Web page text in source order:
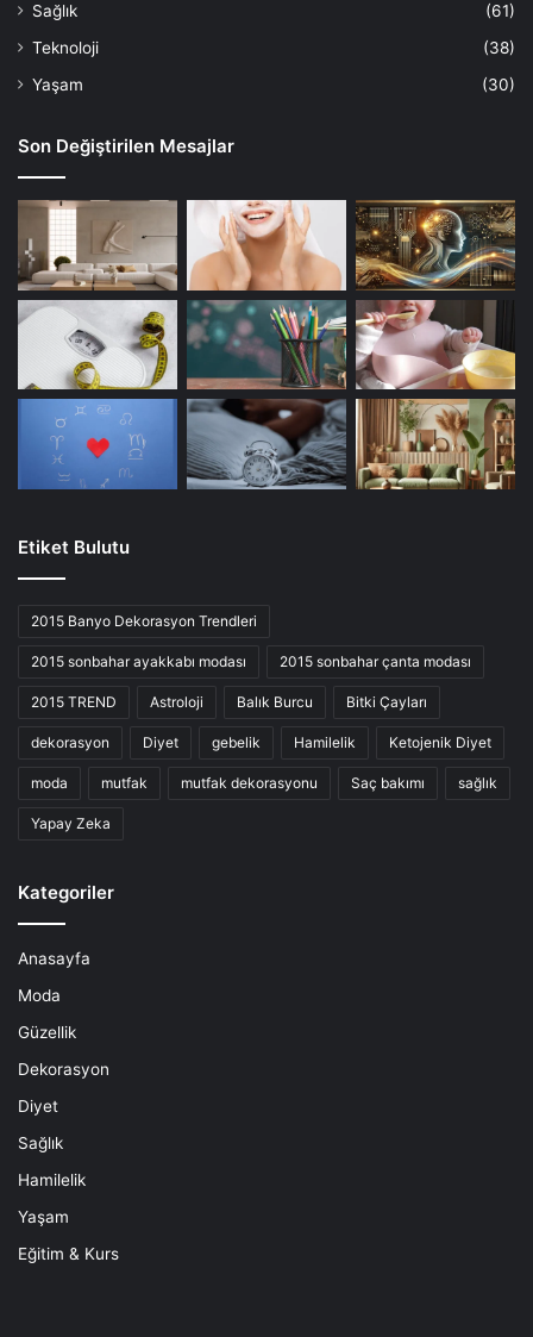
Sağlık
(61)
Teknoloji
(38)
Yaşam
(30)
Son Değiştirilen Mesajlar
Etiket Bulutu
2015 Banyo Dekorasyon Trendleri
2015 sonbahar ayakkabı modası 2015 sonbahar çanta modası
2015 TREND Astroloji Balık Burcu Bitki Çayları
dekorasyon Diyet gebelik Hamilelik Ketojenik Diyet
moda mutfak mutfak dekorasyonu Saç bakımı sağlık
Yapay Zeka
Kategoriler
Anasayfa
Moda
Güzellik
Dekorasyon
Diyet
Sağlık
Hamilelik
Yaşam
Eğitim & Kurs